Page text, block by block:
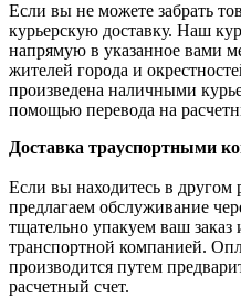
Если вы не можете забрать
курьерскую доставку. Наш
напрямую в указанное вами
жителей города и
произведена наличными
помощью перевода на
Доставка траyспортными
Если вы находитесь в другом
предлагаем обслуживание
тщательно упакуем ваш
транспортной компанией.
производится путем
расчетный счет.